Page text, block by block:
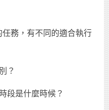
務，有不同的適合執行
？
段是什麼時候？